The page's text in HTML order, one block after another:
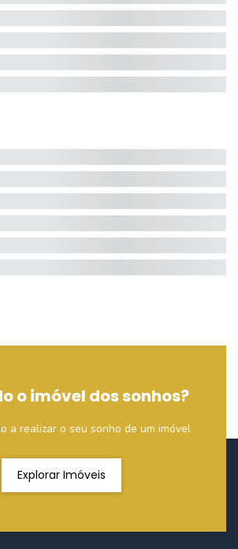
o imóvel dos sonhos?
a realizar o seu sonho de um imóvel
Explorar Imóveis